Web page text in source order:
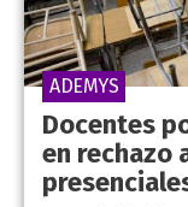
Docentes
en rechazo
ADEMYS